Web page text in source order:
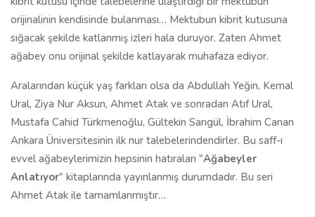
orijinalinin kendisinde bulanması… Mektubun kibrit kutusuna
sığacak şekilde katlanmış izleri hala duruyor. Zaten Ahmet
ağabey onu orijinal şekilde katlayarak muhafaza ediyor.
Aralarından küçük yaş farkları olsa da Abdullah Yeğin, Kemal
Ural, Ziya Nur Aksun, Ahmet Atak ve sonradan Atıf Ural,
Mustafa Cahid Türkmenoğlu, Gültekin Sarıgül, İbrahim Canan
Ankara Üniversitesinin ilk nur talebelerindendirler. Bu saff-ı
evvel ağabeylerimizin hepsinin hatıraları "Ağabeyler
Anlatıyor" kitaplarında yayınlanmış durumdadır. Bu seri
Ahmet Atak ile tamamlanmıştır…